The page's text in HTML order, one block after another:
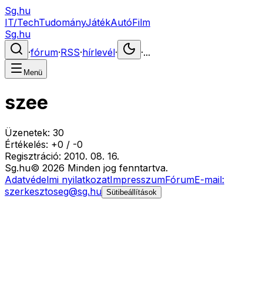
Sg.hu
IT/TechTudományJátékAutóFilm
Sg.hu
·fórum·RSS·hírlevél· ·...
Menü
szee
Üzenetek: 30
Értékelés: +0 / -0
Regisztráció: 2010. 08. 16.
Sg.hu© 2026 Minden jog fenntartva.
Adatvédelmi nyilatkozatImpresszumFórumE-mail:
szerkesztoseg@sg.hu Sütibeállítások